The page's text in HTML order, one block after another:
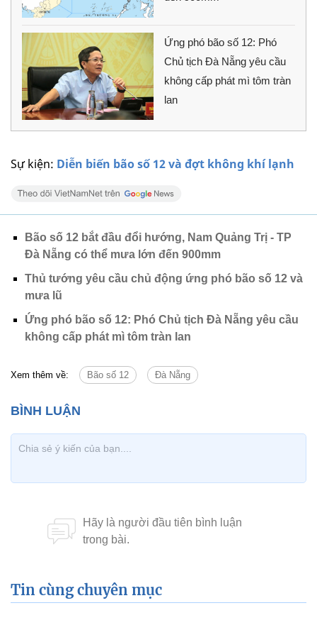
Sự kiện: Diễn biến bão số 12 và đợt không khí lạnh
Ứng phó bão số 12: Phó
Chủ tịch Đà Nẵng yêu cầu
không cấp phát mì tôm tràn
lan
Bão số 12 bắt đầu đổi hướng, Nam Quảng Trị - TP
Đà Nẵng có thể mưa lớn đến 900mm
Thủ tướng yêu cầu chủ động ứng phó bão số 12 và
mưa lũ
Ứng phó bão số 12: Phó Chủ tịch Đà Nẵng yêu cầu
không cấp phát mì tôm tràn lan
Xem thêm về: Bão số 12 Đà Nẵng
Tin cùng chuyên mục